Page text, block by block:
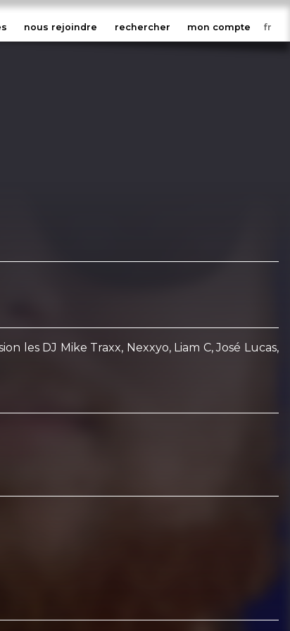
nous rejoindre rechercher mon compte
DJ Mike Traxx, Nexxyo, Liam C, José Lucas,